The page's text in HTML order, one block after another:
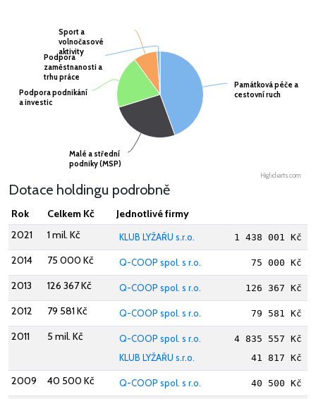
Památková péče a
cestovní ruch
Památková péče a
cestovní ruch
Malé a střední
podniky (MSP)
Malé a střední
podniky (MSP)
Podpora podnikání
a investic
Podpora podnikání
a investic
Sport a
volnočasové
aktivity
Sport a
volnočasové
aktivity
Podpora
zaměstnanosti a
trhu práce
Podpora
zaměstnanosti a
trhu práce
Highcharts.com
Dotace holdingu podrobně
Rok Celkem Kč
Jednotlivé firmy
2021
1 mil. Kč KLUB LYŽAŘU s.r.o. 1 438 001 Kč
2014 75 000 Kč Q-COOP spol. s r.o. 75 000 Kč
2013 126 367 Kč Q-COOP spol. s r.o. 126 367 Kč
2012 79 581 Kč Q-COOP spol. s r.o. 79 581 Kč
2011 5 mil. Kč Q-COOP spol. s r.o. 4 835 557 Kč
KLUB LYŽAŘU s.r.o. 41 817 Kč
2009 40 500 Kč Q-COOP spol. s r.o. 40 500 Kč